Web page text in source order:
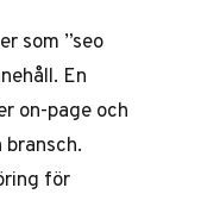
som ”seo
En
on-page och
för